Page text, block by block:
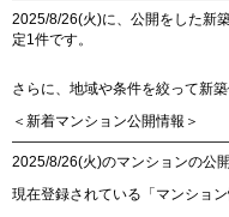
2025/8/26(火)に、公開をした新
定1件です。
さらに、地域や条件を絞って新
＜新着マンション公開情報＞
2025/8/26(火)のマンションの公
現在登録されている「マンショ